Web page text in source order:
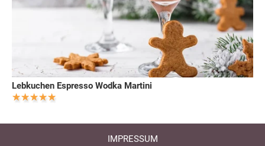
Lebkuchen Espresso Wodka Martini
IMPRESSUM